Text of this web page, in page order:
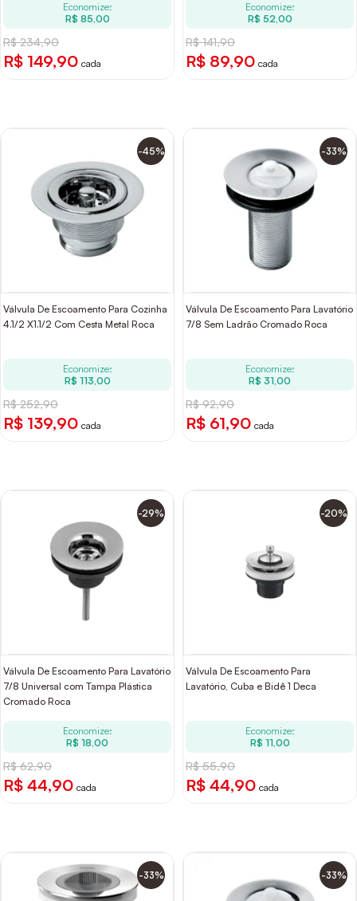
Economize:
R$ 85,00
R$ 234,90
R$ 149,90 cada
Economize:
R$ 52,00
R$ 141,90
R$ 89,90 cada
-45%
Válvula De Escoamento Para Cozinha
4.1/2 X1.1/2 Com Cesta Metal Roca
Economize:
R$ 113,00
R$ 252,90
R$ 139,90 cada
-33%
Válvula De Escoamento Para Lavatório
7/8 Sem Ladrão Cromado Roca
Economize:
R$ 31,00
R$ 92,90
R$ 61,90 cada
-29%
Válvula De Escoamento Para Lavatório
7/8 Universal com Tampa Plástica
Cromado Roca
Economize:
R$ 18,00
R$ 62,90
R$ 44,90 cada
-20%
Válvula De Escoamento Para
Lavatório, Cuba e Bidê 1 Deca
Economize:
R$ 11,00
R$ 55,90
R$ 44,90 cada
-33% -33%